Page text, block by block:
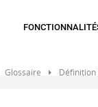
Glossaire